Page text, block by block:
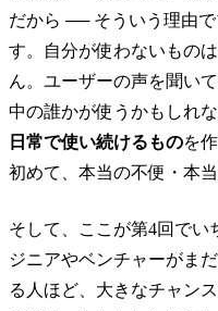
だから ── そういう理由
す。自分が使わないもの
ん。ユーザーの声を聞い
中の誰かが使うかもしれ
日常で使い続けるものを
初めて、本当の不便・本
そして、ここが第4回で
ジニアやベンチャーがま
る人ほど、大きなチャン